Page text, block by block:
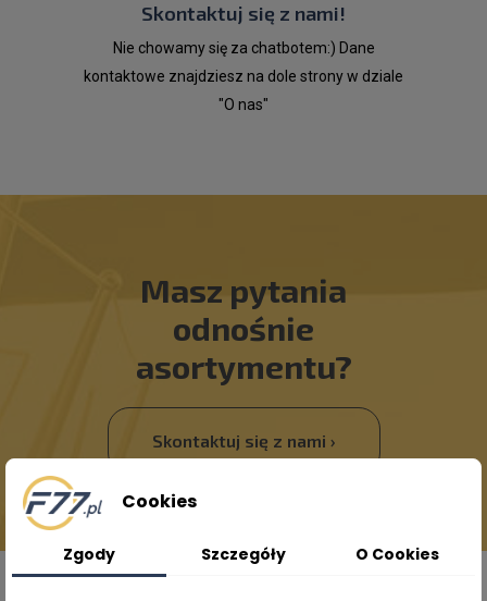
Skontaktuj się z nami!
Nie chowamy się za chatbotem:) Dane
kontaktowe znajdziesz na dole strony w dziale
"O nas"
Masz pytania
odnośnie
asortymentu?
Skontaktuj się z nami ›
Cookies
Zgody Szczegóły O Cookies